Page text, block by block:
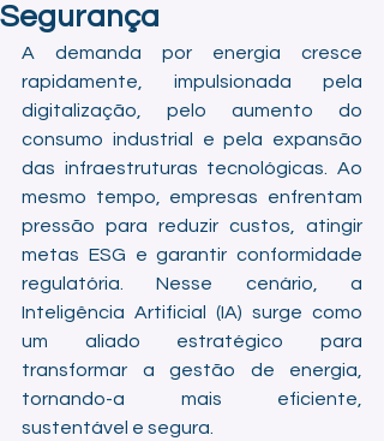
Segurança
A demanda por energia cresce
rapidamente, impulsionada pela
digitalização, pelo aumento do
consumo industrial e pela expansão
das infraestruturas tecnológicas. Ao
mesmo tempo, empresas enfrentam
pressão para reduzir custos, atingir
metas ESG e garantir conformidade
regulatória. Nesse cenário, a
Inteligência Artificial (IA) surge como
um aliado estratégico para
transformar a gestão de energia,
tornando-a mais eficiente,
sustentável e segura.